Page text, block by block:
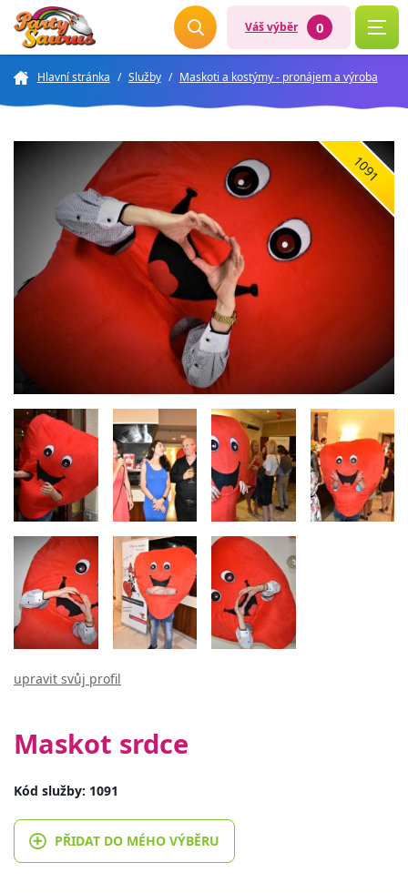
Váš výběr 0
Hlavní stránka / Služby / Maskoti a kostýmy - pronájem a výroba
1091
upravit svůj profil
Maskot srdce
Kód služby: 1091
PŘIDAT DO MÉHO VÝBĚRU